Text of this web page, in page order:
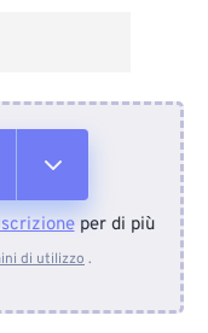
per di più
di utilizzo .